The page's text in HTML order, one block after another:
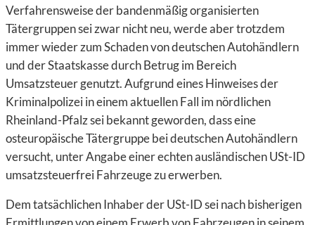
Verfahrensweise der bandenmäßig organisierten
Tätergruppen sei zwar nicht neu, werde aber trotzdem
immer wieder zum Schaden von deutschen Autohändlern
und der Staatskasse durch Betrug im Bereich
Umsatzsteuer genutzt. Aufgrund eines Hinweises der
Kriminalpolizei in einem aktuellen Fall im nördlichen
Rheinland-Pfalz sei bekannt geworden, dass eine
osteuropäische Tätergruppe bei deutschen Autohändlern
versucht, unter Angabe einer echten ausländischen USt-ID
umsatzsteuerfrei Fahrzeuge zu erwerben.
Dem tatsächlichen Inhaber der USt-ID sei nach bisherigen